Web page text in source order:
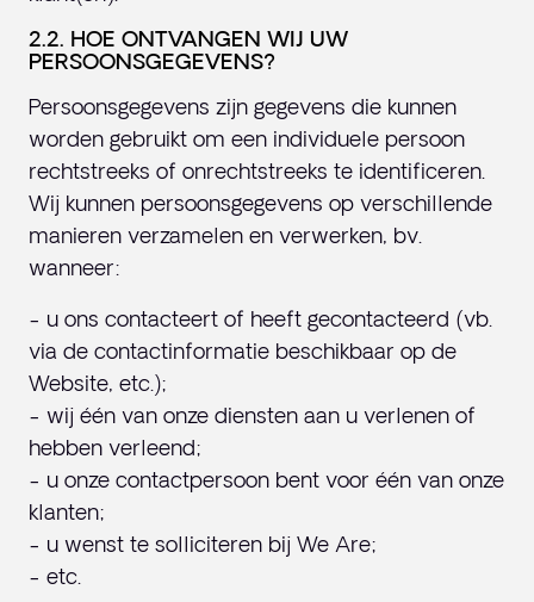
2.2. HOE ONTVANGEN WIJ UW
PERSOONSGEGEVENS?
Persoonsgegevens zijn gegevens die kunnen
worden gebruikt om een individuele persoon
rechtstreeks of onrechtstreeks te identificeren.
Wij kunnen persoonsgegevens op verschillende
manieren verzamelen en verwerken, bv.
wanneer:
- u ons contacteert of heeft gecontacteerd (vb.
via de contactinformatie beschikbaar op de
Website, etc.);
- wij één van onze diensten aan u verlenen of
hebben verleend;
- u onze contactpersoon bent voor één van onze
klanten;
- u wenst te solliciteren bij We Are;
- etc.